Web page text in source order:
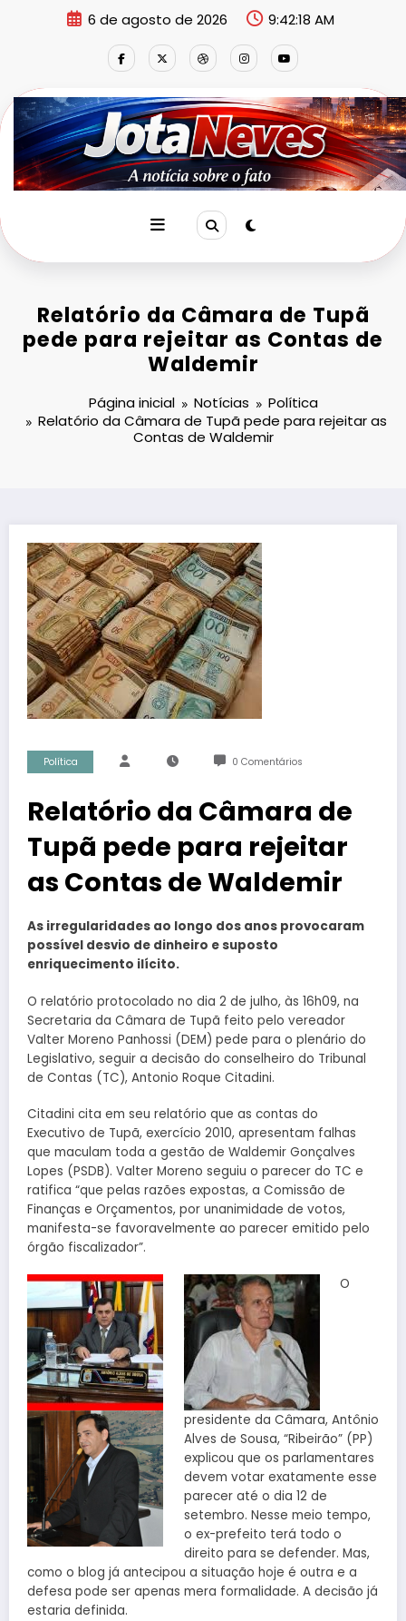
6 de agosto de 2026 9:42:19 AM
Relatório da Câmara de Tupã
pede para rejeitar as Contas de
Waldemir
Página inicial Notícias
Política
Relatório da Câmara de Tupã pede para rejeitar as
Contas de Waldemir
Política 0 Comentários
Relatório da Câmara de
Tupã pede para rejeitar
as Contas de Waldemir
As irregularidades ao longo dos anos provocaram
possível desvio de dinheiro e suposto
enriquecimento ilícito.
O relatório protocolado no dia 2 de julho, às 16h09, na
Secretaria da Câmara de Tupã feito pelo vereador
Valter Moreno Panhossi (DEM) pede para o plenário do
Legislativo, seguir a decisão do conselheiro do Tribunal
de Contas (TC), Antonio Roque Citadini.
Citadini cita em seu relatório que as contas do
Executivo de Tupã, exercício 2010, apresentam falhas
que maculam toda a gestão de Waldemir Gonçalves
Lopes (PSDB). Valter Moreno seguiu o parecer do TC e
ratifica “que pelas razões expostas, a Comissão de
Finanças e Orçamentos, por unanimidade de votos,
manifesta-se favoravelmente ao parecer emitido pelo
órgão fiscalizador”.
O
presidente da Câmara, Antônio
Alves de Sousa, “Ribeirão” (PP)
explicou que os parlamentares
devem votar exatamente esse
parecer até o dia 12 de
setembro. Nesse meio tempo,
o ex-prefeito terá todo o
direito para se defender. Mas,
como o blog já antecipou a situação hoje é outra e a
defesa pode ser apenas mera formalidade. A decisão já
estaria definida.